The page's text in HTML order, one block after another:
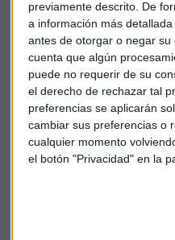
previamente descrito. De
a información más
antes de otorgar o negar su
cuenta que algún
puede no requerir de su
el derecho de rechazar tal
preferencias se aplicarán
cambiar sus preferencias o
cualquier momento
el botón "Privacidad" en la
Nicolás de Salas, autor del
Víctor Conde, Director
Marketing de España